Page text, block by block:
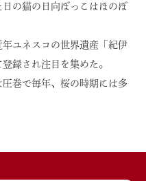
の猫の日向ぼっこはほのぼ
ユネスコの世界遺産「紀伊
録され注目を集めた。
巻で毎年、桜の時期には多